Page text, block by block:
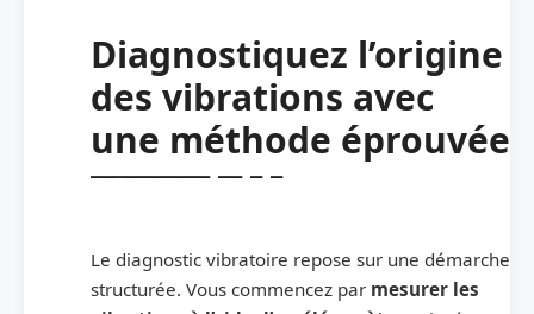
Diagnostiquez l’origine
des vibrations avec
une méthode éprouvée
Le diagnostic vibratoire repose sur une démarche
structurée. Vous commencez par mesurer les